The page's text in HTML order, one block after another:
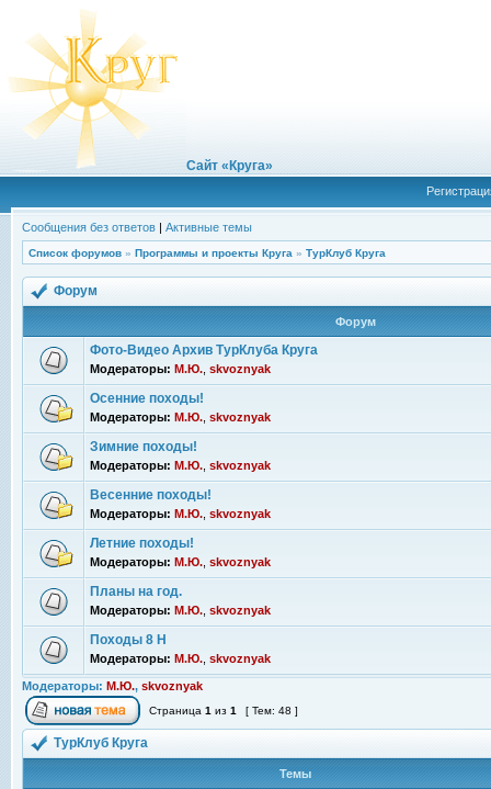
Сайт «Круга»
Сообщения без ответов | Активные темы
Список форумов » Программы и проекты Круга » ТурКлуб Круга
Форум
Форум
Фото-Видео Архив ТурКлуба Круга
Модераторы: М.Ю. skvoznyak
Осенние походы!
Модераторы: М.Ю. skvoznyak
Зимние походы!
Модераторы: М.Ю. skvoznyak
Весенние походы!
Модераторы: М.Ю. skvoznyak
Летние походы!
Модераторы: М.Ю. skvoznyak
Планы на год.
Модераторы: М.Ю. skvoznyak
Походы 8 Н
Модераторы: М.Ю. skvoznyak
Модераторы: М.Ю., skvoznyak
Страница 1 из 1 [ Тем: 48 ]
ТурКлуб Круга
Темы